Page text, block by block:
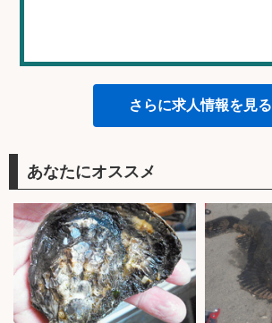
さらに求人情報を見る
あなたにオススメ